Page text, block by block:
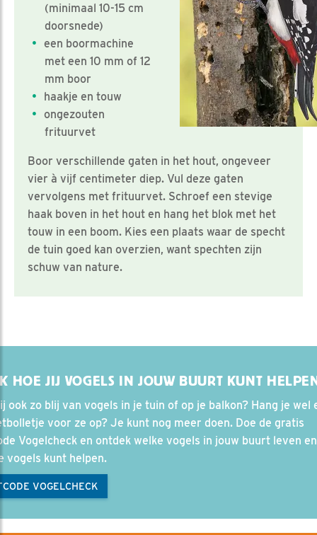
(minimaal 10-15 cm
doorsnede)
een boormachine
met een 10 mm of 12
mm boor
haakje en touw
ongezouten
frituurvet
Boor verschillende gaten in het hout, ongeveer
vier à vijf centimeter diep. Vul deze gaten
vervolgens met frituurvet. Schroef een stevige
haak boven in het hout en hang het blok met het
touw in een boom. Kies een plaats waar de specht
de tuin goed kan overzien, want spechten zijn
schuw van nature.
HOE JIJ VOGELS IN JOUW BUURT KUNT
ook zo blij van vogels in je tuin of op je balkon? Hang je wel
voor ze op? Je kunt nog meer doen. Doe de gratis
Vogelcheck en ontdek welke vogels in jouw buurt leven
vogels kunt helpen.
VOGELCHECK